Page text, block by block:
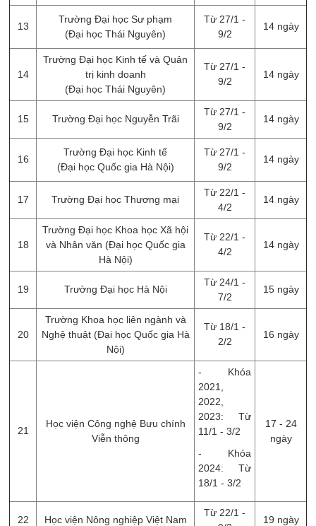
13
Trường Đại học Sư phạm
(Đại học Thái Nguyên)
Từ 27/1 -
9/2
14 ngày
14
Trường Đại học Kinh tế và Quản
trị kinh doanh
(Đại học Thái Nguyên)
Từ 27/1 -
9/2
14 ngày
15 Trường Đại học Nguyễn Trãi
Từ 27/1 -
9/2
14 ngày
16
Trường Đại học Kinh tế
(Đại học Quốc gia Hà Nội)
Từ 27/1 -
9/2
14 ngày
17 Trường Đại học Thương mại
Từ 22/1 -
4/2
14 ngày
18
Trường Đại học Khoa học Xã hội
và Nhân văn (Đại học Quốc gia
Hà Nội)
Từ 22/1 -
4/2
14 ngày
19 Trường Đại học Hà Nội
Từ 24/1 -
7/2
15 ngày
20
Trường Khoa học liên ngành và
Nghệ thuật (Đại học Quốc gia Hà
Nội)
Từ 18/1 -
2/2
16 ngày
21
Học viện Công nghệ Bưu chính
Viễn thông
- Khóa
2021,
2022,
2023: Từ
11/1 - 3/2
- Khóa
2024: Từ
18/1 - 3/2
17 - 24
ngày
22 Học viện Nông nghiệp Việt Nam
Từ 22/1 -
19 ngày